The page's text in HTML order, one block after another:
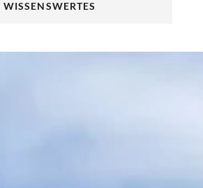
WISSENSWERTES